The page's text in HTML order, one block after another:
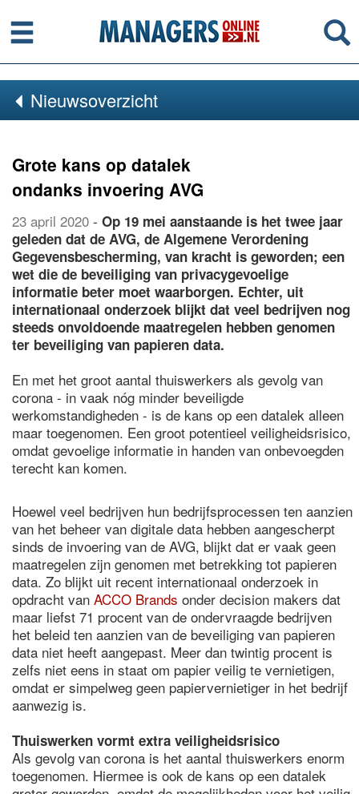
Menu
Nieuwsoverzicht
Grote kans op datalek
ondanks invoering AVG
23 april 2020 - Op 19 mei aanstaande is het twee jaar
geleden dat de AVG, de Algemene Verordening
Gegevensbescherming, van kracht is geworden; een
wet die de beveiliging van privacygevoelige
informatie beter moet waarborgen. Echter, uit
internationaal onderzoek blijkt dat veel bedrijven nog
steeds onvoldoende maatregelen hebben genomen
ter beveiliging van papieren data.
En met het groot aantal thuiswerkers als gevolg van
corona - in vaak nóg minder beveiligde
werkomstandigheden - is de kans op een datalek alleen
maar toegenomen. Een groot potentieel veiligheidsrisico,
omdat gevoelige informatie in handen van onbevoegden
terecht kan komen.
Hoewel veel bedrijven hun bedrijfsprocessen ten aanzien
van het beheer van digitale data hebben aangescherpt
sinds de invoering van de AVG, blijkt dat er vaak geen
maatregelen zijn genomen met betrekking tot papieren
data. Zo blijkt uit recent internationaal onderzoek in
opdracht van ACCO Brands onder decision makers dat
maar liefst 71 procent van de ondervraagde bedrijven
het beleid ten aanzien van de beveiliging van papieren
data niet heeft aangepast. Meer dan twintig procent is
zelfs niet eens in staat om papier veilig te vernietigen,
omdat er simpelweg geen papiervernietiger in het bedrijf
aanwezig is.
Thuiswerken vormt extra veiligheidsrisico
Als gevolg van corona is het aantal thuiswerkers enorm
toegenomen. Hiermee is ook de kans op een datalek